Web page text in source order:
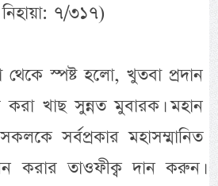
৭/৩১৭)
স্পষ্ট হলো, খুতবা প্রদান
করা খাছ সুন্নত মুবারক। মহান
সর্বপ্রকার মহাসম্মানিত
করার তাওফীক্ব দান করুন।